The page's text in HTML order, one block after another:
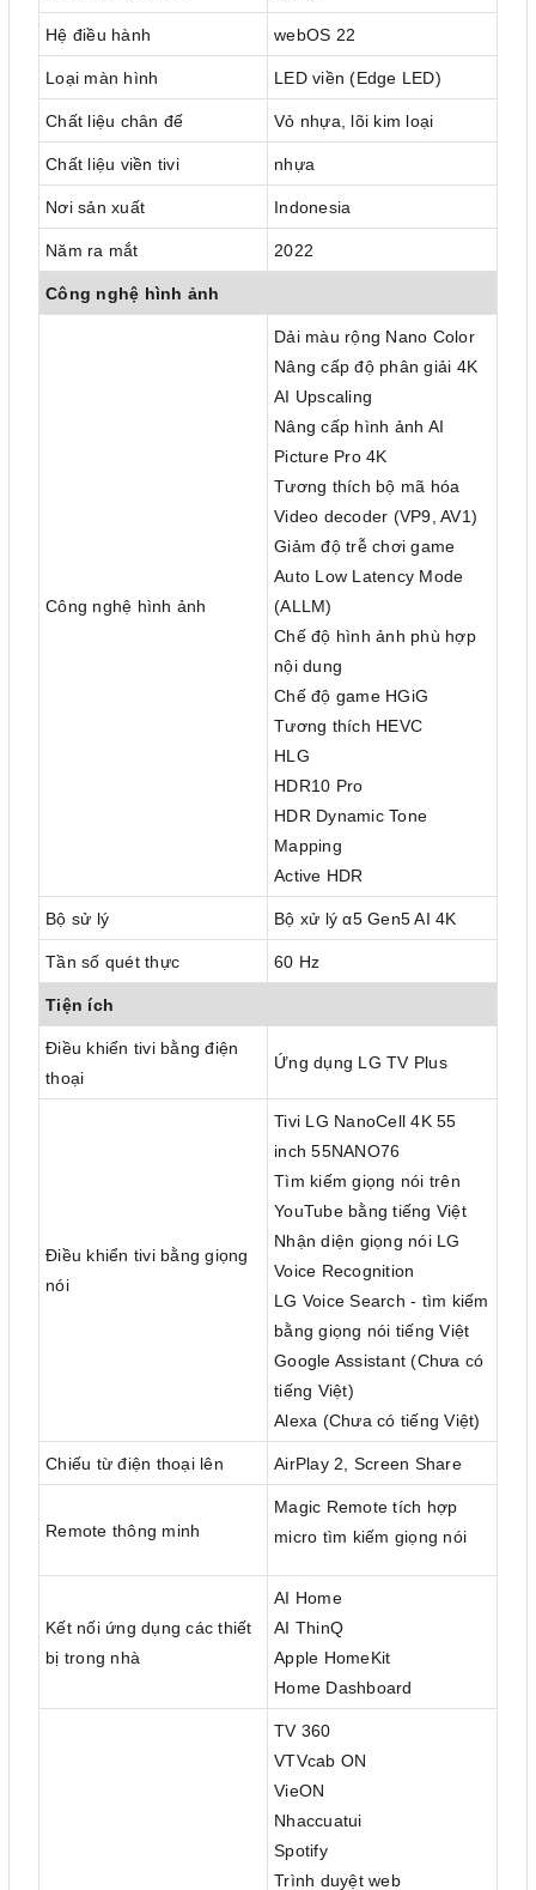
Hệ điều hành webOS 22
Loại màn hình LED viền (Edge LED)
Chất liệu chân đế Vỏ nhựa, lõi kim loại
Chất liệu viền tivi nhựa
Nơi sản xuất Indonesia
Năm ra mắt 2022
Công nghệ hình ảnh
Công nghệ hình ảnh
Dải màu rộng Nano Color
Nâng cấp độ phân giải 4K
AI Upscaling
Nâng cấp hình ảnh AI
Picture Pro 4K
Tương thích bộ mã hóa
Video decoder (VP9, AV1)
Giảm độ trễ chơi game
Auto Low Latency Mode
(ALLM)
Chế độ hình ảnh phù hợp
nội dung
Chế độ game HGiG
Tương thích HEVC
HLG
HDR10 Pro
HDR Dynamic Tone
Mapping
Active HDR
Bộ sử lý Bộ xử lý α5 Gen5 AI 4K
Tần số quét thực 60 Hz
Tiện ích
Điều khiển tivi bằng điện
thoại
Ứng dụng LG TV Plus
Điều khiển tivi bằng giọng
nói
Tivi LG NanoCell 4K 55
inch 55NANO76
Tìm kiếm giọng nói trên
YouTube bằng tiếng Việt
Nhận diện giọng nói LG
Voice Recognition
LG Voice Search - tìm kiếm
bằng giọng nói tiếng Việt
Google Assistant (Chưa có
tiếng Việt)
Alexa (Chưa có tiếng Việt)
Chiếu từ điện thoại lên AirPlay 2, Screen Share
Remote thông minh
Magic Remote tích hợp
micro tìm kiếm giọng nói
Kết nối ứng dụng các thiết
bị trong nhà
AI Home
AI ThinQ
Apple HomeKit
Home Dashboard
TV 360
VTVcab ON
VieON
Nhaccuatui
Spotify
Trình duyệt web